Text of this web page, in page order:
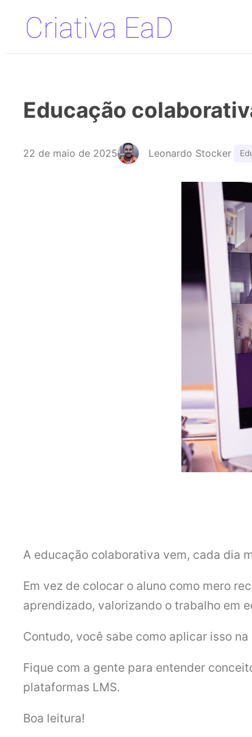
Pular
para
Educação
22 de maio de 2025 Leonardo Stocker
A educação colaborativa vem, cada dia
Em vez de colocar o aluno como mero
aprendizado, valorizando o trabalho em
Contudo, você sabe como aplicar isso
Fique com a gente para entender
plataformas LMS.
Boa leitura!